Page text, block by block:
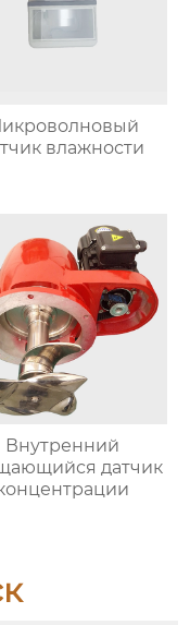
влажности
Внутренний
датчик